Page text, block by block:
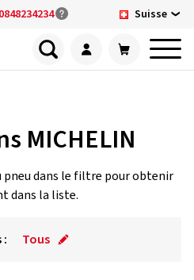
0848234234 Suisse
MICHELIN
pneu dans le filtre pour obtenir
dans la liste.
: Tous